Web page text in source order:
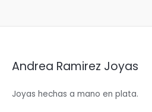
Andrea Ramirez Joyas
Joyas hechas a mano en plata.